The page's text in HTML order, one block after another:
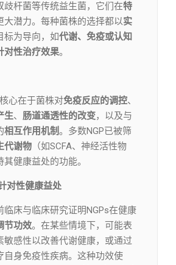
歧杆菌等传统益生菌，它们在特
大潜力。每种菌株的选择都以实
标为导向，如代谢、免疫或认知
对性治疗效果。
心在于菌株对免疫反应的调控、
生、 肠道通透性的改变，以及与
相互作用机制。多数NGP已被筛
代谢物 （如SCFA、神经活性物
健康益处的功能。
对性健康益处
临床与临床研究证明NGPs在健康
节功效。在某些情境下，可能表
敏感性以改善代谢健康，或通过
自身免疫性疾病。这种功效使